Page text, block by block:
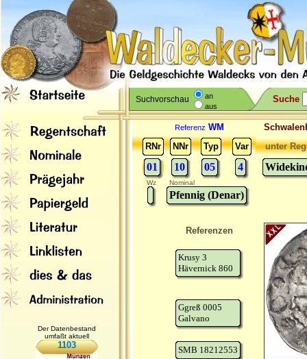
Suchvorschau
an
aus
Suche
Der Datenbestand
umfaßt aktuell
1103
Referenz WM
RNr
NNr Typ Var
01 10 05 4
unter
Wz Nominal
Pfennig (Denar)
Referenzen
Krusy 3
Hävernick 860
Ggreß 0005
Galvano
SMB 18212553